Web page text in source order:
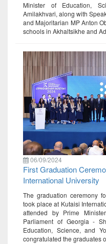
Minister of Education,
Amilakhvari, along with
and Majoritarian MP Anton
schools in Akhaltsikhe and
06/09/2024
First Graduation
International University
The graduation ceremony
took place at Kutaisi
attended by Prime
Parliament of Georgia -
Education, Science, and
congratulated the graduates